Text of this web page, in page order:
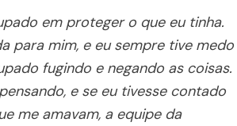
em proteger o que eu tinha.
para mim, e eu sempre tive medo
fugindo e negando as coisas.
e se eu tivesse contado
me amavam, a equipe da